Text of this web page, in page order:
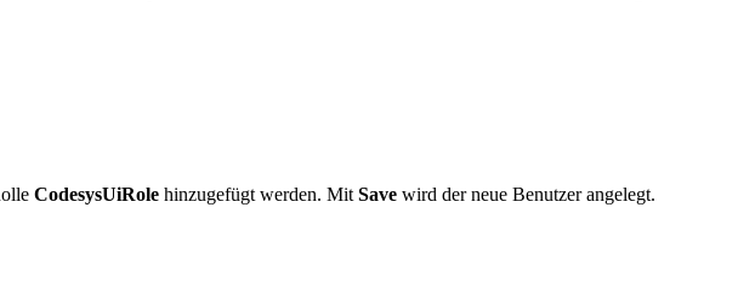
CodesysUiRole hinzugefügt werden. Mit Save wird der neue Benutzer angelegt.